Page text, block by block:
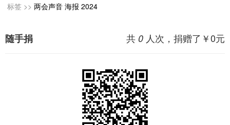
标签 >> 两会声音 海报 2024
共 0 人次，捐赠了￥0元
随手捐